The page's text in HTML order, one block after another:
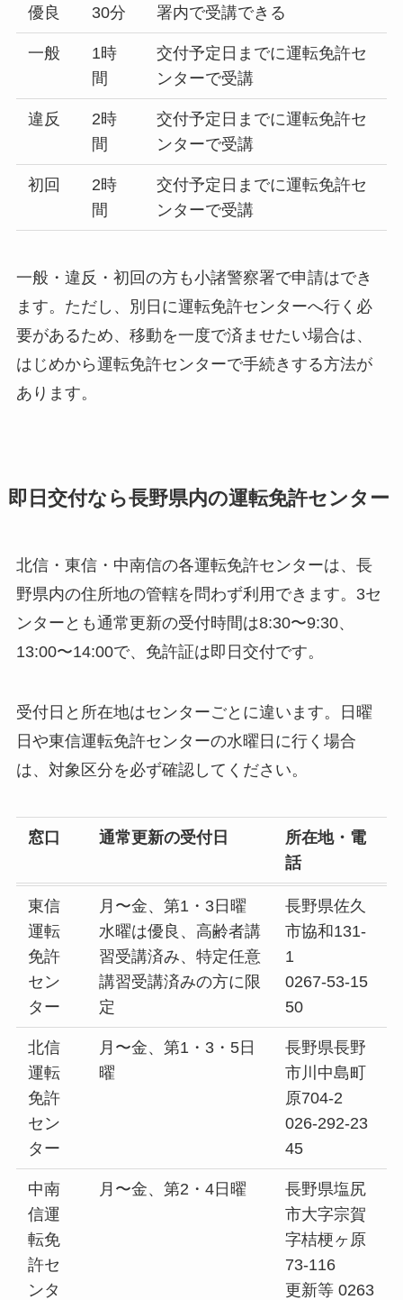
優良 30分 署内で受講できる
一般
1時
間
交付予定日までに運転免許セ
ンターで受講
違反
2時
間
交付予定日までに運転免許セ
ンターで受講
初回
2時
間
交付予定日までに運転免許セ
ンターで受講
一般・違反・初回の方も小諸警察署で申請はでき
ます。ただし、別日に運転免許センターへ行く必
要があるため、移動を一度で済ませたい場合は、
はじめから運転免許センターで手続きする方法が
あります。
即日交付なら長野県内の運転免許センター
北信・東信・中南信の各運転免許センターは、長
野県内の住所地の管轄を問わず利用できます。3セ
ンターとも通常更新の受付時間は8:30〜9:30、
13:00〜14:00で、免許証は即日交付です。
受付日と所在地はセンターごとに違います。日曜
日や東信運転免許センターの水曜日に行く場合
は、対象区分を必ず確認してください。
窓口 通常更新の受付日
所在地・電
話
東信
運転
免許
セン
ター
月〜金、第1・3日曜
水曜は優良、高齢者講
習受講済み、特定任意
講習受講済みの方に限
定
長野県佐久
市協和131-
1
0267-53-15
50
北信
運転
免許
セン
ター
月〜金、第1・3・5日
曜
長野県長野
市川中島町
原704-2
026-292-23
45
中南
信運
転免
許セ
ンタ
月〜金、第2・4日曜
長野県塩尻
市大字宗賀
字桔梗ヶ原
73-116
更新等 0263